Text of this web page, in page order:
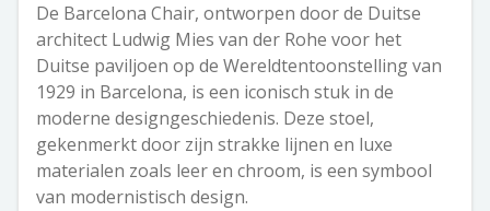
De Barcelona Chair, ontworpen door de Duitse
architect Ludwig Mies van der Rohe voor het
Duitse paviljoen op de Wereldtentoonstelling van
1929 in Barcelona, is een iconisch stuk in de
moderne designgeschiedenis. Deze stoel,
gekenmerkt door zijn strakke lijnen en luxe
materialen zoals leer en chroom, is een symbool
van modernistisch design.